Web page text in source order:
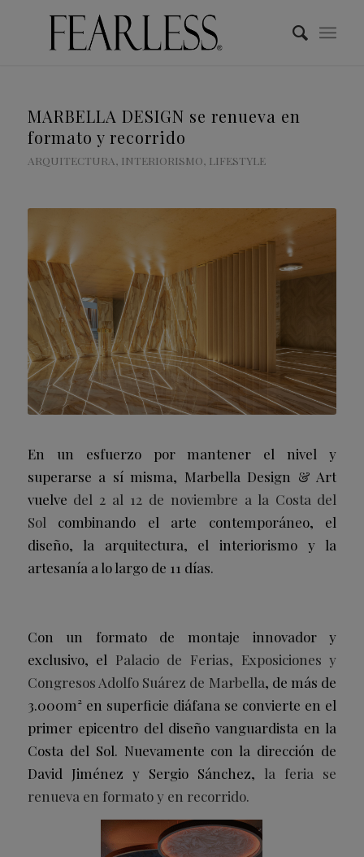
MARBELLA DESIGN se renueva en
formato y recorrido
ARQUITECTURA, INTERIORISMO, LIFESTYLE
En un esfuerzo por mantener el nivel y
superarse a sí misma, Marbella Design & Art
vuelve del 2 al 12 de noviembre a la Costa del
Sol combinando el arte contemporáneo, el
diseño, la arquitectura, el interiorismo y la
artesanía a lo largo de 11 días.
Con un formato de montaje innovador y
exclusivo, el Palacio de Ferias, Exposiciones y
Congresos Adolfo Suárez de Marbella, de más de
3.000m² en superficie diáfana se convierte en el
primer epicentro del diseño vanguardista en la
Costa del Sol. Nuevamente con la dirección de
David Jiménez y Sergio Sánchez, la feria se
renueva en formato y en recorrido.